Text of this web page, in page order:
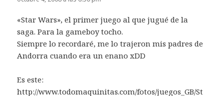
«Star Wars», el primer juego al que jugué de la
saga. Para la gameboy tocho.
Siempre lo recordaré, me lo trajeron mis padres de
Andorra cuando era un enano xDD
Es este:
http://www.todomaquinitas.com/fotos/juegos_GB/St